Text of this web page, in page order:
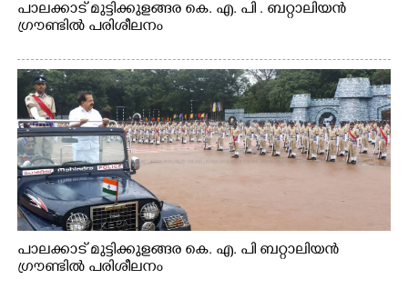
പാലക്കാട് മുട്ടിക്കുളങ്ങര കെ. എ. പി . ബറ്റാലിയൻ
ഗ്രൗണ്ടിൽ പരിശീലനം
പാലക്കാട് മുട്ടിക്കുളങ്ങര കെ. എ. പി ബറ്റാലിയൻ
ഗ്രൗണ്ടിൽ പരിശീലനം